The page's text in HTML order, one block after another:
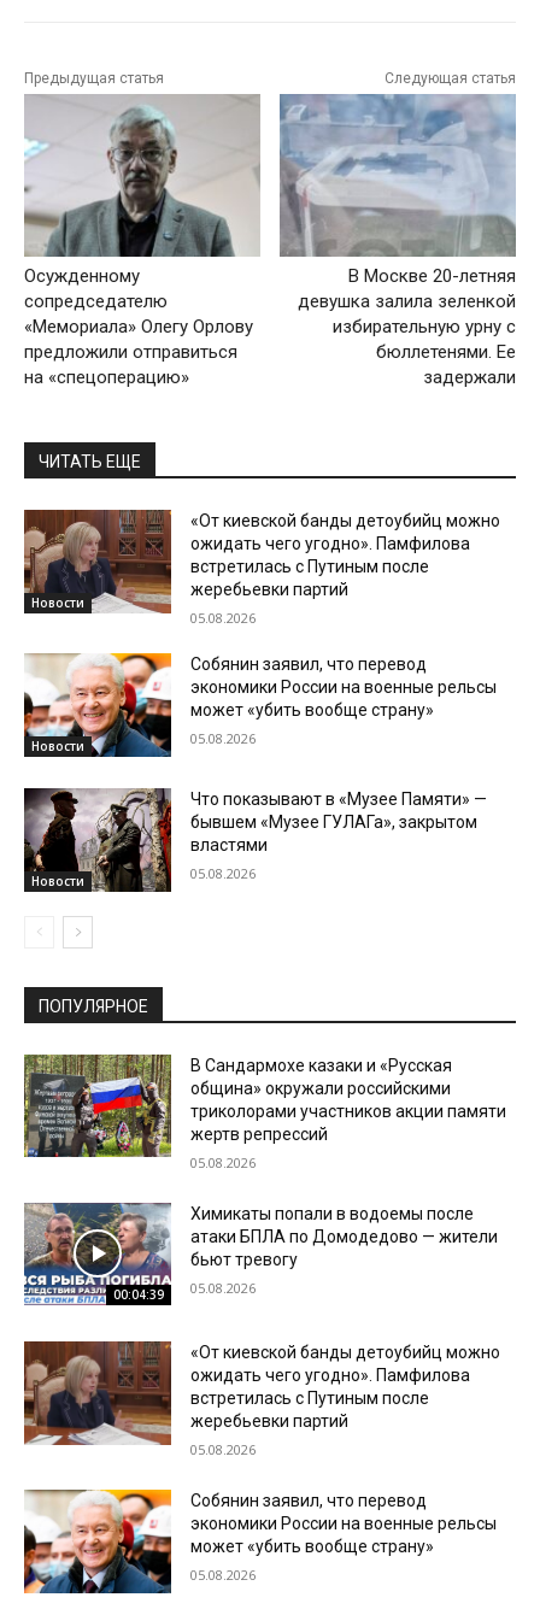
Предыдущая статья
Осужденному
сопредседателю
«Мемориала» Олегу Орлову
предложили отправиться
на «спецоперацию»
Следующая статья
В Москве 20-летняя
девушка залила зеленкой
избирательную урну с
бюллетенями. Ее
задержали
ЧИТАТЬ ЕЩЕ
Новости
«От киевской банды детоубийц можно
ожидать чего угодно». Памфилова
встретилась с Путиным после
жеребьевки партий
05.08.2026
Новости
Собянин заявил, что перевод
экономики России на военные рельсы
может «убить вообще страну»
05.08.2026
Новости
Что показывают в «Музее Памяти» —
бывшем «Музее ГУЛАГа», закрытом
властями
05.08.2026
ПОПУЛЯРНОЕ
В Сандармохе казаки и «Русская
община» окружали российскими
триколорами участников акции памяти
жертв репрессий
05.08.2026
00:04:39
Химикаты попали в водоемы после
атаки БПЛА по Домодедово — жители
бьют тревогу
05.08.2026
«От киевской банды детоубийц можно
ожидать чего угодно». Памфилова
встретилась с Путиным после
жеребьевки партий
05.08.2026
Собянин заявил, что перевод
экономики России на военные рельсы
может «убить вообще страну»
05.08.2026